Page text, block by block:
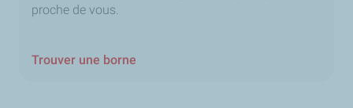
proche de vous.
Trouver une borne